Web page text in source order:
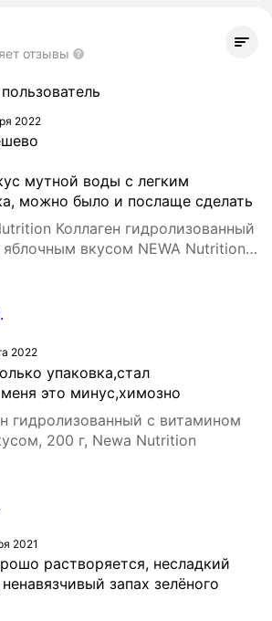
отзывы
2022
мутной воды с легким
можно было и послаще сделать
Коллаген гидролизованный
вкусом NEWA Nutrition,
2022
упаковка,стал
это минус,химозно
гидролизованный с витамином
200 г, Newa Nutrition
2021
растворяется, несладкий
запах зелёного